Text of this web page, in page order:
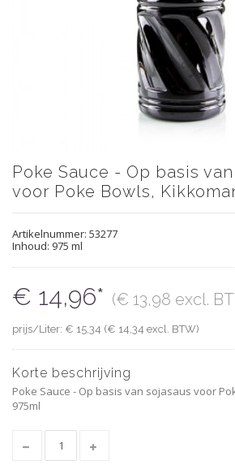
Poke Sauce - Op basis
voor Poke Bowls,
Artikelnummer: 53277
Inhoud: 975 ml
€ 14,96* (€ 13,98 excl.
prijs/Liter: € 15,34 (€ 14,34 excl. BTW)
Korte beschrijving
Poke Sauce - Op basis van sojasaus voor
975ml